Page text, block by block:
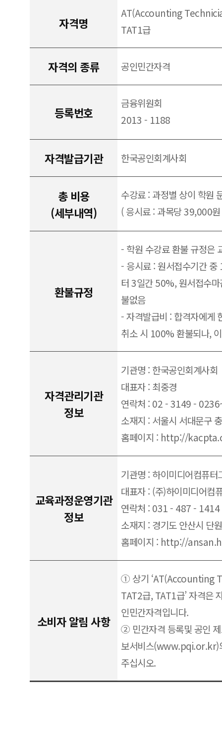
자격명
AT(Accounting
TAT1급
자격의 종류 공인민간자격
등록번호
금융위원회
2013 - 1188
자격발급기관 한국공인회계사회
총 비용
(세부내역)
수강료 : 과정별 상이 학원
( 응시료 : 과목당 39,000
환불규정
- 학원 수강료 환불 규정은
- 응시료 : 원서접수기간
터 3일간 50%, 원서접수
불없음
- 자격발급비 : 합격자에게
취소 시 100% 환불되나,
자격관리기관
정보
기관명 : 한국공인회계사회
대표자 : 최중경
연락처 : 02 - 3149 -
소재지 : 서울시 서대문구
홈페이지 : http://
교육과정운영기관
정보
기관명 : 하이미디어컴퓨터
대표자 : (주)하이미디어컴
연락처 : 031 - 487 - 1414
소재지 : 경기도 안산시 단
홈페이지 : http://
소비자 알림 사항
① 상기 ‘AT(Accounting
TAT2급, TAT1급’ 자격은
인민간자격입니다.
② 민간자격 등록및 공인
보서비스(www.pqi.or.kr)
주십시오.